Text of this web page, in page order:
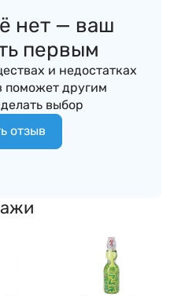
нет — ваш
первым
и недостатках
поможет другим
выбор
отзыв